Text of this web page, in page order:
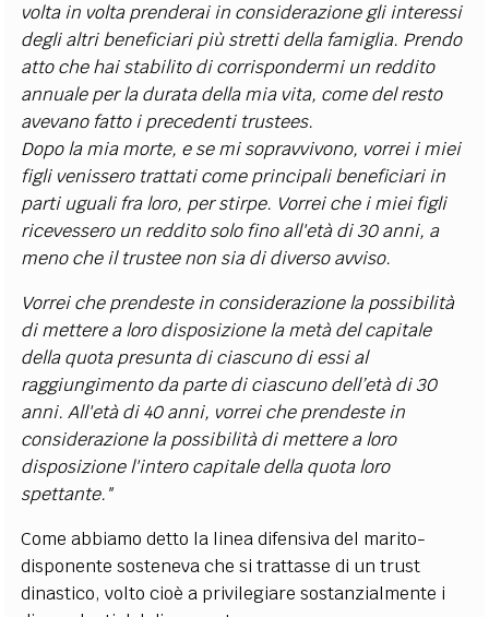
volta in volta prenderai in considerazione gli interessi
degli altri beneficiari più stretti della famiglia. Prendo
atto che hai stabilito di corrispondermi un reddito
annuale per la durata della mia vita, come del resto
avevano fatto i precedenti trustees.
Dopo la mia morte, e se mi sopravvivono, vorrei i miei
figli venissero trattati come principali beneficiari in
parti uguali fra loro, per stirpe. Vorrei che i miei figli
ricevessero un reddito solo fino all'età di 30 anni, a
meno che il trustee non sia di diverso avviso.
Vorrei che prendeste in considerazione la possibilità
di mettere a loro disposizione la metà del capitale
della quota presunta di ciascuno di essi al
raggiungimento da parte di ciascuno dell’età di 30
anni. All'età di 40 anni, vorrei che prendeste in
considerazione la possibilità di mettere a loro
disposizione l'intero capitale della quota loro
spettante."
Come abbiamo detto la linea difensiva del marito-
disponente sosteneva che si trattasse di un trust
dinastico, volto cioè a privilegiare sostanzialmente i